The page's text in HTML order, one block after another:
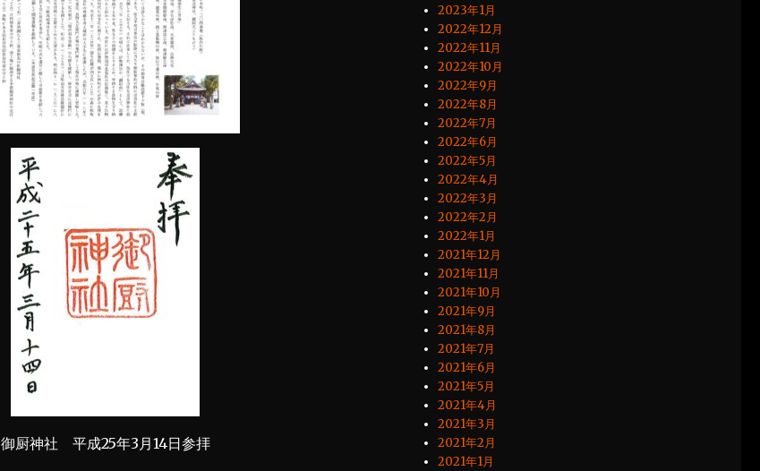
御厨神社 平成25年3月14日参拝
2023年1月
2022年12月
2022年11月
2022年10月
2022年9月
2022年8月
2022年7月
2022年6月
2022年5月
2022年4月
2022年3月
2022年2月
2022年1月
2021年12月
2021年11月
2021年10月
2021年9月
2021年8月
2021年7月
2021年6月
2021年5月
2021年4月
2021年3月
2021年2月
2021年1月